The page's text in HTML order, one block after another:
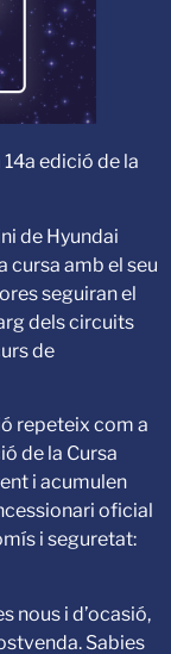
edició de la
de Hyundai
cursa amb el seu
seguiran el
dels circuits
de
repeteix com a
de la Cursa
i acumulen
oficial
i seguretat:
nous i d’ocasió,
Sabies